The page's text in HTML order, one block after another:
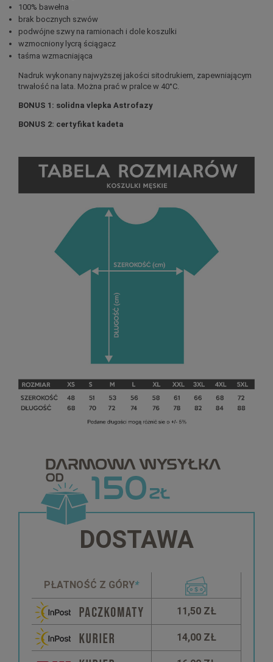
100% bawełna
brak bocznych szwów
podwójne szwy na ramionach i dole koszulki
wzmocniony lycrą ściągacz
taśma wzmacniająca
Nadruk wykonany najwyższej jakości sitodrukiem, zapewniającym
trwałość na lata. Można prać w pralce w 40°C.
BONUS 1: solidna vlepka Astrofazy
BONUS 2: certyfikat kadeta
DOSTAWA
PŁATNOŚĆ Z GÓRY*
11,50 ZŁ
14,00 ZŁ